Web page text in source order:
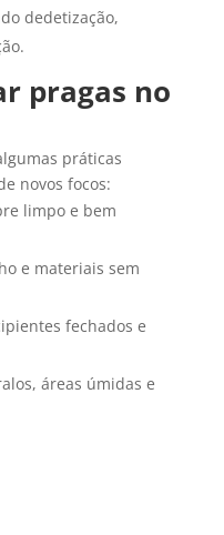
dedetização,
pragas no
práticas
novos focos:
limpo e bem
e materiais sem
fechados e
áreas úmidas e